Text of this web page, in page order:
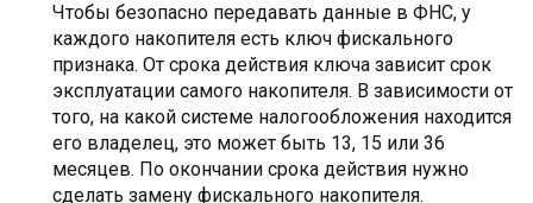
Чтобы безопасно передавать данные в ФНС, у
каждого накопителя есть ключ фискального
признака. От срока действия ключа зависит срок
эксплуатации самого накопителя. В зависимости от
того, на какой системе налогообложения находится
его владелец, это может быть 13, 15 или 36
месяцев. По окончании срока действия нужно
сделать замену фискального накопителя.